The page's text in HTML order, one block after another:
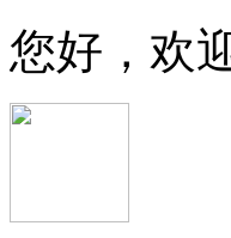
您好，欢